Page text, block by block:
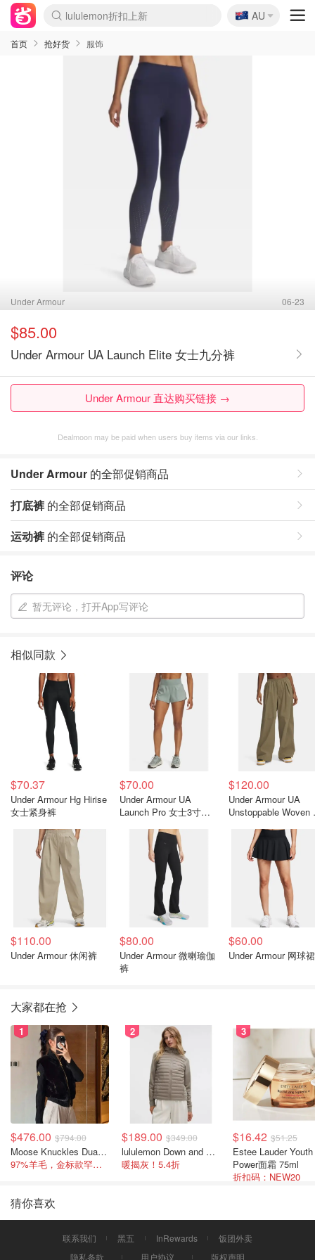
lululemon折扣上新
Sasa美妆护肤3.5折
SSENSE年中3折
FreshBeauty好价汇总
Cettire降价+叠9折
Farfetch折上8折
WWS Coles超市实拍
viagogo二手票捡漏
Myer清仓1折起
The Outnet奢牌1折起
David Jones 3折起
Flannels大牌1折
Perfumes Club护肤1折
AMIRO返校季6.2折
Oweek抽奖送Airpods
Amazon折扣汇总
eToro入金$200送$50
Amazon数码好物
ICONIC本周7.5折
ThedoubleF高奢地板价
Moose Knuckles 6折
丝芙兰5折起
EUFY官网3.7折起
Selenichast首饰2折
Trip机票酒店促销
YSL送5件彩妆礼
Amazon家居好物
BIGBANG巡演开票
David Jones时尚3折
Amazon美妆护肤
雅漾大喷$8
过敏原检测盒$33
伊索独家赠50ml沐浴露
科颜氏清仓3折
SEALIFE海洋馆门票6折
丝塔芙大白罐$16
订阅Newsletter送香薰
Cult Beauty 6.8折
Harrods圣诞日历2.3折
LN-CC奢牌私促3折
d'Alba空姐喷雾$16
EVE LOM套装逆天2折
Bernardelli独家4折
Adore Beauty 6折起
CT圣诞日历
Mytheresa奢品2.7折
Luxury Escapes 9折
Currentbody美容仪9折
MOON Garden Live
ALLSAINTS美衣3折
Roborock扫地机3.7折
Tingo Life水杯$24
Valentino官网5折
CR洗发护发6.3折
🇦🇺
AU
首页 抢好货 服饰
Under Armour 06-23
$85.00
Under Armour UA Launch Elite 女士九分裤
Under Armour 直达购买链接 →
Dealmoon may be paid when users buy items via our links.
Under Armour 的全部促销商品
打底裤 的全部促销商品
运动裤 的全部促销商品
评论
暂无评论，打开App写评论
相似同款
$70.37
Under Armour Hg Hirise
女士紧身裤
$70.00
Under Armour UA
Launch Pro 女士3寸短
$120.00
Under Armour UA
Unstoppable Woven
$110.00
Under Armour 休闲裤
$80.00
Under Armour 微喇瑜伽
裤
$60.00
Under Armour 网球裙
大家都在抢
1
$476.00 $794.00
Moose Knuckles Dua Bunny 羊毛混纺针织夹克
97%羊毛，金标款罕见打折
2
$189.00 $349.00
lululemon Down and Around 羽绒夹克
暖揭灰！5.4折
3
$16.42 $51.25
Estee Lauder Youth
Power面霜 75ml
折扣码：NEW20
猜你喜欢
联系我们 黑五 InRewards
饭团外卖
隐私条款
用户协议 版权声明